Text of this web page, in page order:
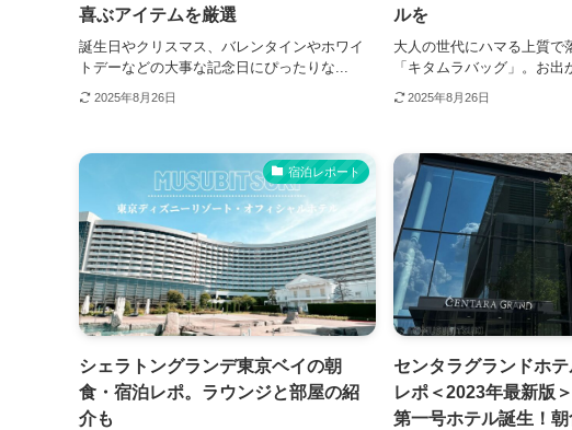
喜ぶアイテムを厳選
誕生日やクリスマス、バレンタインやホワイ
トデーなどの大事な記念日にぴったりな...
2025年8月26日
ルを
大人の世代にハマる上質で
「キタムラバッグ」。お出
2025年8月26日
宿泊レポート
シェラトングランデ東京ベイの朝
食・宿泊レポ。ラウンジと部屋の紹
介も
センタラグランドホ
レポ＜2023年最新版
第一号ホテル誕生！